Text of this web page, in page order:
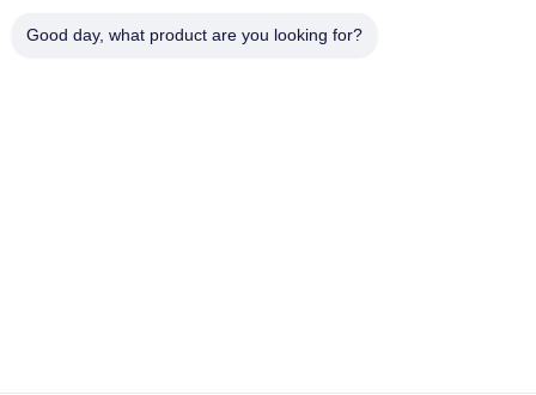
Good day, what product are you looking for?